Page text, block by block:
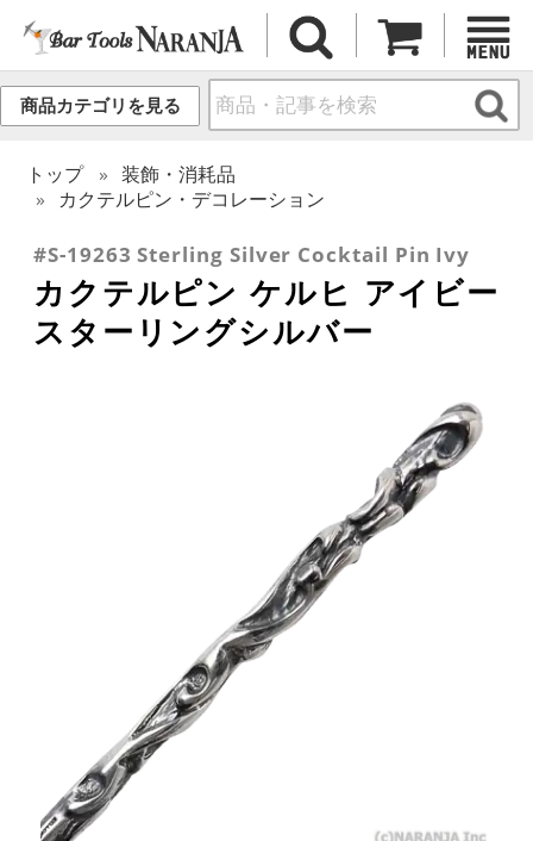
商品カテゴリを見る
トップ
装飾・消耗品
カクテルピン・デコレーション
#S-19263 Sterling Silver Cocktail Pin Ivy
カクテルピン ケルヒ アイビー
スターリングシルバー